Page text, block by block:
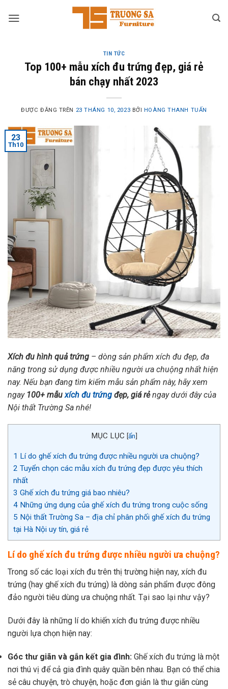
TIN TỨC
Top 100+ mẫu xích đu trứng đẹp, giá rẻ
bán chạy nhất 2023
ĐƯỢC ĐĂNG TRÊN 23 THÁNG 10, 2023 BỞI HOÀNG THANH TUẤN
23
Th10
Xích đu hình quả trứng – dòng sản phẩm xích đu đẹp, đa
năng trong sử dụng được nhiều người ưa chuộng nhất hiện
nay. Nếu bạn đang tìm kiếm mẫu sản phẩm này, hãy xem
ngay 100+ mẫu xích đu trứng đẹp, giá rẻngay dưới đây của
Nội thất Trường Sa nhé!
MỤC LỤC [ẩn]
1 Lí do ghế xích đu trứng được nhiều người ưa chuộng?
2 Tuyển chọn các mẫu xích đu trứng đẹp được yêu thích
nhất
3 Ghế xích đu trứng giá bao nhiêu?
4 Những ứng dụng của ghế xích đu trứng trong cuộc sống
5 Nội thất Trường Sa – địa chỉ phân phối ghế xích đu trứng
tại Hà Nội uy tín, giá rẻ
Lí do ghế xích đu trứng được nhiều người ưa chuộng?
Trong số các loại xích đu trên thị trường hiện nay, xích đu
trứng (hay ghế xích đu trứng) là dòng sản phẩm được đông
đảo người tiêu dùng ưa chuộng nhất. Tại sao lại như vậy?
Dưới đây là những lí do khiến xích đu trứng được nhiều
người lựa chọn hiện nay:
Góc thư giãn và gắn kết gia đình: Ghế xích đu trứng là một
nơi thú vị để cả gia đình quây quần bên nhau. Bạn có thể chia
sẻ câu chuyện, trò chuyện, hoặc đơn giản là thư giãn cùng